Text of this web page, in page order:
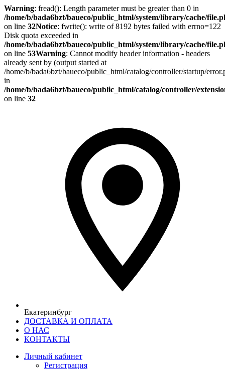
Warning: fread(): Length parameter must be greater than 0 in
/home/b/bada6bzt/baueco/public_html/system/library/cache/
on line 32Notice: fwrite(): write of 8192 bytes failed with errno=122
Disk quota exceeded in
/home/b/bada6bzt/baueco/public_html/system/library/cache/
on line 53Warning: Cannot modify header information - headers
already sent by (output started at
/home/b/bada6bzt/baueco/public_html/catalog/controller/startup/
in
/home/b/bada6bzt/baueco/public_html/catalog/controller/
on line 32
Екатеринбург
ДОСТАВКА И ОПЛАТА
О НАС
КОНТАКТЫ
Личный кабинет
Регистрация